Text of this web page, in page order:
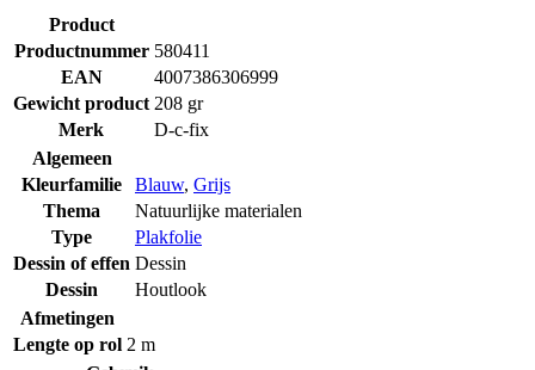
Product
Productnummer 580411
EAN
4007386306999
Gewicht product 208 gr
Merk
D-c-fix
Algemeen
Kleurfamilie
Blauw, Grijs
Thema
Natuurlijke materialen
Type
Plakfolie
Dessin of effen Dessin
Dessin
Houtlook
Afmetingen
Lengte op rol 2 m